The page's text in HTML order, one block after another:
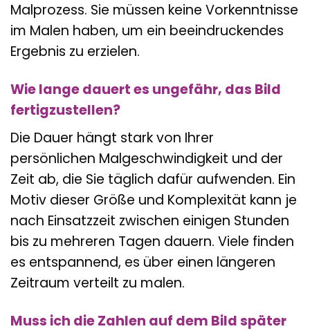
Malprozess. Sie müssen keine Vorkenntnisse
im Malen haben, um ein beeindruckendes
Ergebnis zu erzielen.
Wie lange dauert es ungefähr, das Bild
fertigzustellen?
Die Dauer hängt stark von Ihrer
persönlichen Malgeschwindigkeit und der
Zeit ab, die Sie täglich dafür aufwenden. Ein
Motiv dieser Größe und Komplexität kann je
nach Einsatzzeit zwischen einigen Stunden
bis zu mehreren Tagen dauern. Viele finden
es entspannend, es über einen längeren
Zeitraum verteilt zu malen.
Muss ich die Zahlen auf dem Bild später